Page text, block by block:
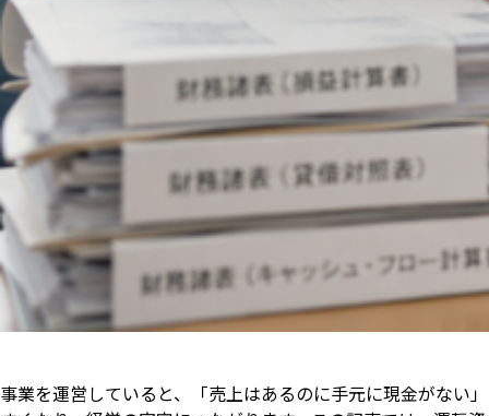
事業を運営していると、「売上はあるのに手元に現金がない